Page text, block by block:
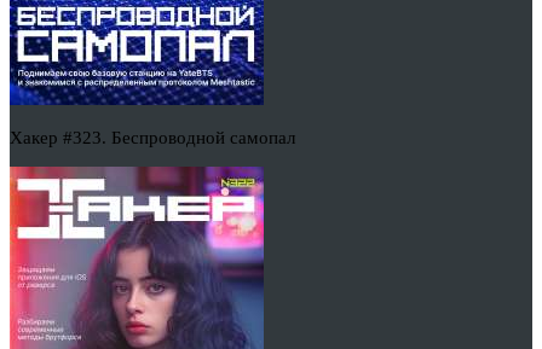
Хакер #323. Беспроводной самопал